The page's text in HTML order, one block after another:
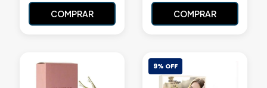
COMPRAR COMPRAR
9% OFF